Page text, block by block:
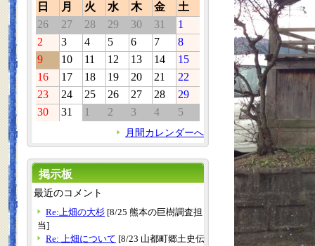
日
月 火 水 木 金
土
26
27 28 29 30 31
1
2
3 4 5 6 7
8
9
10 11 12 13 14
15
16
17 18 19 20 21
22
23
24 25 26 27 28
29
30
31 1 2 3 4 5
月間カレンダーへ
掲示板
最近のコメント
Re:上畑の大杉 [8/25 熊本の巨樹調査担
当]
Re: 上畑について [8/23 山都町郷土史伝